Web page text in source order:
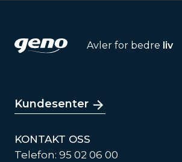
Avler for bedre liv
Kundesenter
KONTAKT OSS
Telefon: 95 02 06 00